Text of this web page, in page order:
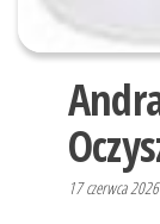
17 czerwca 2026